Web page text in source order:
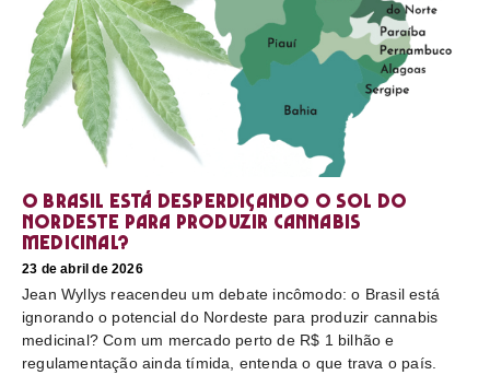
O Brasil está desperdiçando o sol do
nordeste para produzir cannabis
medicinal?
23 de abril de 2026
Jean Wyllys reacendeu um debate incômodo: o Brasil está
ignorando o potencial do Nordeste para produzir cannabis
medicinal? Com um mercado perto de R$ 1 bilhão e
regulamentação ainda tímida, entenda o que trava o país.